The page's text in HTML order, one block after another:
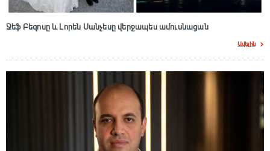
Ջեֆ Բեզոսը և Լորեն Սանչեսը վերջապես ամուսնացան
Ավելին